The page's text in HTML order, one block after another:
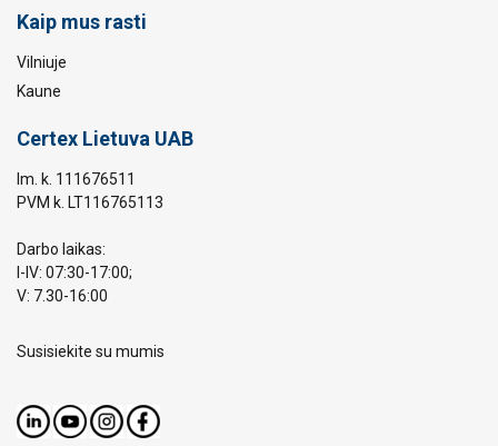
Kaip mus rasti
Vilniuje
Kaune
Certex Lietuva UAB
Im. k. 111676511
PVM k. LT116765113
Darbo laikas:
I-IV: 07:30-17:00;
V: 7.30-16:00
Susisiekite su mumis